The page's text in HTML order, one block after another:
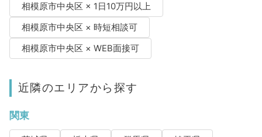
相模原市中央区 × 1日10万円以上
相模原市中央区 × 時短相談可
相模原市中央区 × WEB面接可
近隣のエリアから探す
関東